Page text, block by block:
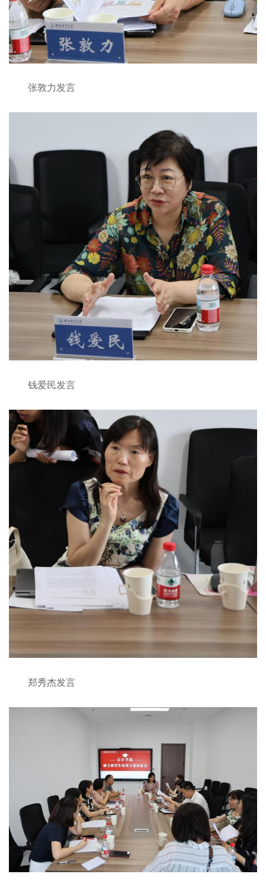
张敦力发言
钱爱民发言
郑秀杰发言